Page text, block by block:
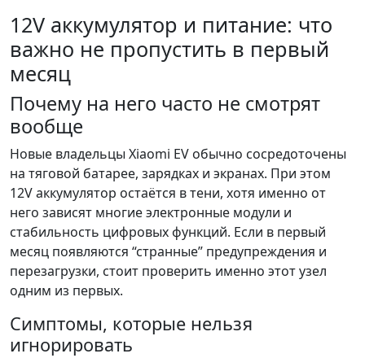
12V аккумулятор и питание: что
важно не пропустить в первый
месяц
Почему на него часто не смотрят
вообще
Новые владельцы Xiaomi EV обычно сосредоточены
на тяговой батарее, зарядках и экранах. При этом
12V аккумулятор остаётся в тени, хотя именно от
него зависят многие электронные модули и
стабильность цифровых функций. Если в первый
месяц появляются “странные” предупреждения и
перезагрузки, стоит проверить именно этот узел
одним из первых.
Симптомы, которые нельзя
игнорировать